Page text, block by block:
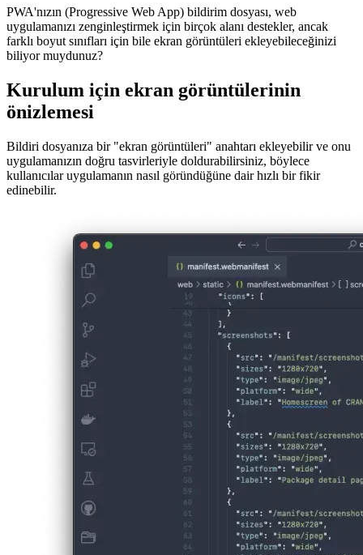
22 Kasım 2022
PWA'nızın (Progressive Web App) bildirim dosyası, web
uygulamanızı zenginleştirmek için birçok alanı destekler, ancak
farklı boyut sınıfları için bile ekran görüntüleri ekleyebileceğinizi
biliyor muydunuz?
önizlemesi
Bildiri dosyanıza bir "ekran görüntüleri" anahtarı ekleyebilir ve onu
Image 7bbba9849e13
Bu ekran görüntüleri, bir kullanıcı PWA'nızı yüklemek istediğinde
desteklenen tarayıcılar tarafından gösterilecektir. Bu, gerçek
uygulamanızda değil, yalnızca yükleme istemi penceresinde
görünecekleri anlamına gelir.
Uyumluluk
Yazarken, ekran görüntüleri özelliği yalnızca tarayıcıların bir alt
kümesi, özellikle Chromium tabanlı olanlar (Chrome veya Microsoft
Edge gibi) tarafından desteklenmektedir.
Chrome'da DevTools'u açıp Uygulama sekmesini inceleyerek ekran
görüntülerinizin doğru şekilde algılandığını doğrulayabilirsiniz.